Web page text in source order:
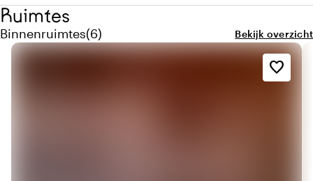
Ruimtes
Binnenruimtes
Aantal binnenruimtes: 6
(6) Bekijk overzicht
favorite_border